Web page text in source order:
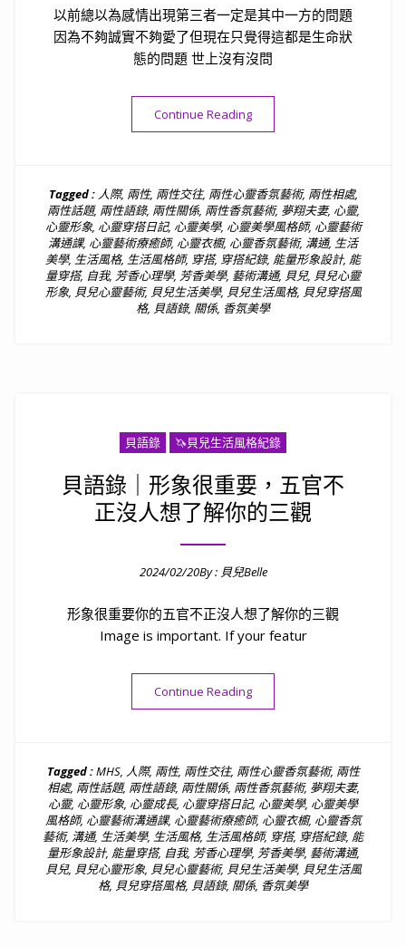
以前總以為感情出現第三者一定是其中一方的問題
因為不夠誠實不夠愛了但現在只覺得這都是生命狀
態的問題 世上沒有沒問
Continue Reading“貝語錄｜世上沒有沒問題的
Tagged : 人際, 兩性, 兩性交往, 兩性心靈香氛藝術, 兩性相處,
兩性話題, 兩性語錄, 兩性關係, 兩性香氛藝術, 夢翔夫妻, 心靈,
心靈形象, 心靈穿搭日記, 心靈美學, 心靈美學風格師, 心靈藝術
溝通課, 心靈藝術療癒師, 心靈衣櫥, 心靈香氛藝術, 溝通, 生活
美學, 生活風格, 生活風格師, 穿搭, 穿搭紀錄, 能量形象設計, 能
量穿搭, 自我, 芳香心理學, 芳香美學, 藝術溝通, 貝兒, 貝兒心靈
形象, 貝兒心靈藝術, 貝兒生活美學, 貝兒生活風格, 貝兒穿搭風
格, 貝語錄, 關係, 香氛美學
貝語錄 🦄️貝兒生活風格紀錄
貝語錄｜形象很重要，五官不
正沒人想了解你的三觀
2024/02/20By : 貝兒Belle
形象很重要你的五官不正沒人想了解你的三觀
Image is important. If your featur
Continue Reading“貝語錄｜形象很重要，五官
Tagged :MHS, 人際, 兩性, 兩性交往, 兩性心靈香氛藝術, 兩性
相處, 兩性話題, 兩性語錄, 兩性關係, 兩性香氛藝術, 夢翔夫妻,
心靈, 心靈形象, 心靈成長, 心靈穿搭日記, 心靈美學, 心靈美學
風格師, 心靈藝術溝通課, 心靈藝術療癒師, 心靈衣櫥, 心靈香氛
藝術, 溝通, 生活美學, 生活風格, 生活風格師, 穿搭, 穿搭紀錄, 能
量形象設計, 能量穿搭, 自我, 芳香心理學, 芳香美學, 藝術溝通,
貝兒, 貝兒心靈形象, 貝兒心靈藝術, 貝兒生活美學, 貝兒生活風
格, 貝兒穿搭風格, 貝語錄, 關係, 香氛美學